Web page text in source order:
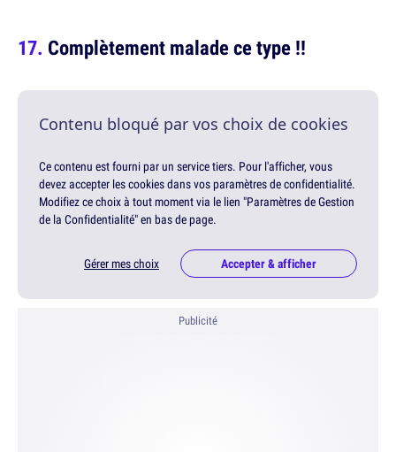
Complètement malade ce type !!
Contenu bloqué par vos choix de cookies
Ce contenu est fourni par un service tiers. Pour l'afficher, vous
devez accepter les cookies dans vos paramètres de confidentialité.
Modifiez ce choix à tout moment via le lien "Paramètres de Gestion
de la Confidentialité" en bas de page.
Gérer mes choix Accepter & afficher
Publicité